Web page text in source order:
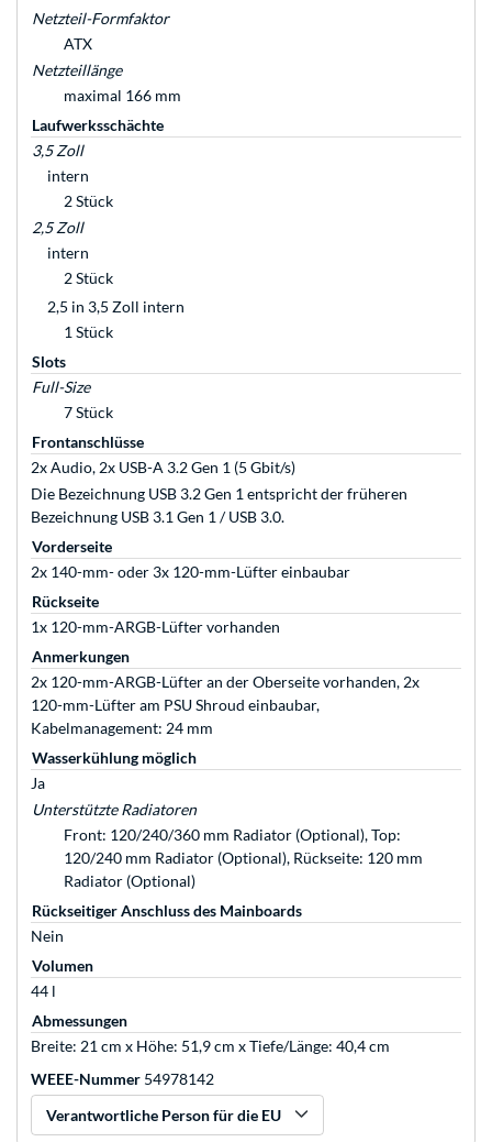
Netzteil-Formfaktor
ATX
Netzteillänge
maximal 166 mm
Laufwerksschächte
3,5 Zoll
intern
2 Stück
2,5 Zoll
intern
2 Stück
2,5 in 3,5 Zoll intern
1 Stück
Slots
Full-Size
7 Stück
Frontanschlüsse
2x Audio, 2x USB-A 3.2 Gen 1 (5 Gbit/s)
Die Bezeichnung USB 3.2 Gen 1 entspricht der früheren
Bezeichnung USB 3.1 Gen 1 / USB 3.0.
Vorderseite
2x 140-mm- oder 3x 120-mm-Lüfter einbaubar
Rückseite
1x 120-mm-ARGB-Lüfter vorhanden
Anmerkungen
2x 120-mm-ARGB-Lüfter an der Oberseite vorhanden, 2x
120-mm-Lüfter am PSU Shroud einbaubar,
Kabelmanagement: 24 mm
Wasserkühlung möglich
Ja
Unterstützte Radiatoren
Front: 120/240/360 mm Radiator (Optional), Top:
120/240 mm Radiator (Optional), Rückseite: 120 mm
Radiator (Optional)
Rückseitiger Anschluss des Mainboards
Nein
Volumen
44 l
Abmessungen
Breite: 21 cm x Höhe: 51,9 cm x Tiefe/Länge: 40,4 cm
WEEE-Nummer 54978142
Verantwortliche Person für die EU